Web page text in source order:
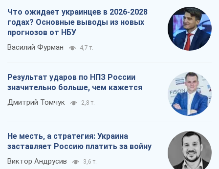
Что ожидает украинцев в 2026-2028
годах? Основные выводы из новых
прогнозов от НБУ
Василий Фурман 4,7 т.
Результат ударов по НПЗ России
значительно больше, чем кажется
Дмитрий Томчук 2,8 т.
Не месть, а стратегия: Украина
заставляет Россию платить за войну
Виктор Андрусив 3,6 т.